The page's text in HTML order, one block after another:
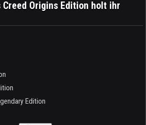
Creed Origins Edition holt ihr
Edition